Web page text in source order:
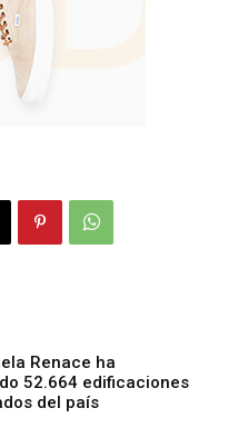
Renace ha
52.664 edificaciones
del país